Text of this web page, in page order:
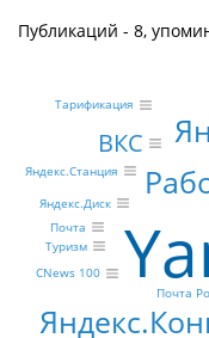
Публикаций - 8,
ВКС
Почта
Яндекс.Станция
Яндекс.Диск
Тарификация
Почта
Туризм
CNews 100